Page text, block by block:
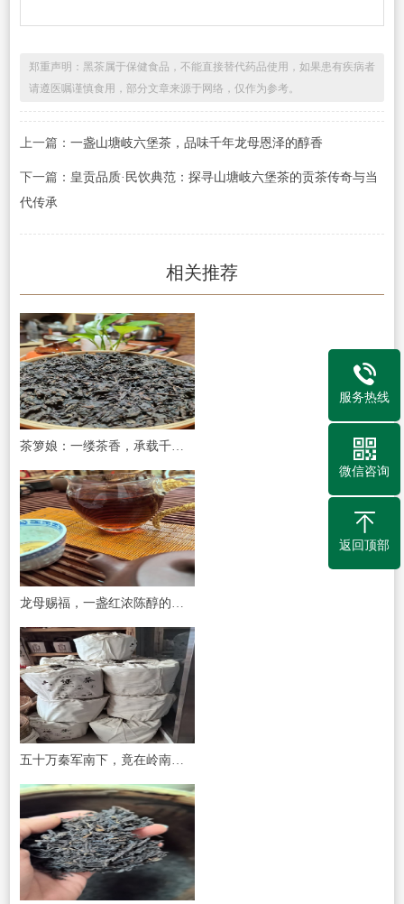
郑重声明：黑茶属于保健食品，不能直接替代药品使用，如果患有疾病者
请遵医嘱谨慎食用，部分文章来源于网络，仅作为参考。
上一篇： 一盏山塘岐六堡茶，品味千年龙母恩泽的醇香
下一篇： 皇贡品质·民饮典范：探寻山塘岐六堡茶的贡茶传奇与当
代传承
相关推荐
茶箩娘：一缕茶香，承载千家的健康与温暖
龙母赐福，一盏红浓陈醇的养生奥秘
五十万秦军南下，竟在岭南埋下这颗“黑茶明珠”——六堡茶的千年传奇与当代魅力
服务热线
微信咨询
返回顶部